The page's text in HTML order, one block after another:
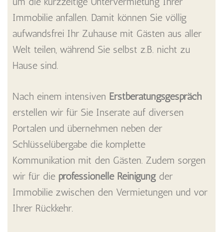
Immobilie anfallen. Damit können Sie völlig
aufwandsfrei Ihr Zuhause mit Gästen aus aller
Welt teilen, während Sie selbst z.B. nicht zu
Hause sind.
Nach einem intensiven Erstberatungsgespräch
erstellen wir für Sie Inserate auf diversen
Portalen und übernehmen neben der
Schlüsselübergabe die komplette
Kommunikation mit den Gästen. Zudem sorgen
wir für die professionelle Reinigungder
Immobilie zwischen den Vermietungen und vor
Ihrer Rückkehr.